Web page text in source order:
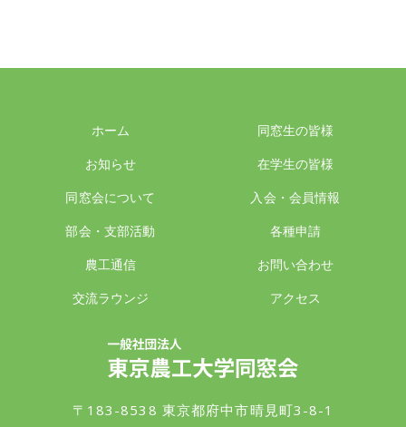
ホーム
お知らせ
同窓会について
部会・支部活動
農工通信
交流ラウンジ
同窓生の皆様
在学生の皆様
入会・会員情報
各種申請
お問い合わせ
アクセス
〒183-8538 東京都府中市晴見町3-8-1